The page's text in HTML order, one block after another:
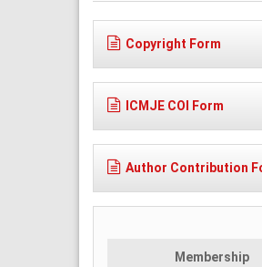
Copyright Form
ICMJE COI Form
Author Contribution
Membership